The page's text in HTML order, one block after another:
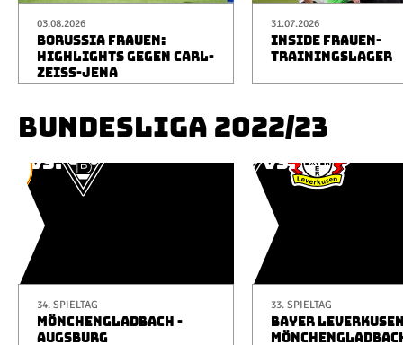
03.08.2026
BORUSSIA FRAUEN:
HIGHLIGHTS GEGEN CARL-
ZEISS-JENA
31.07.2026
INSIDE FRAUEN-
TRAININGSLAGER
BUNDESLIGA 2022/23
34. SPIELTAG
MÖNCHENGLADBACH -
AUGSBURG
33. SPIELTAG
BAYER